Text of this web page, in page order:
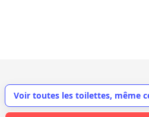
Voir toutes les toilettes, même